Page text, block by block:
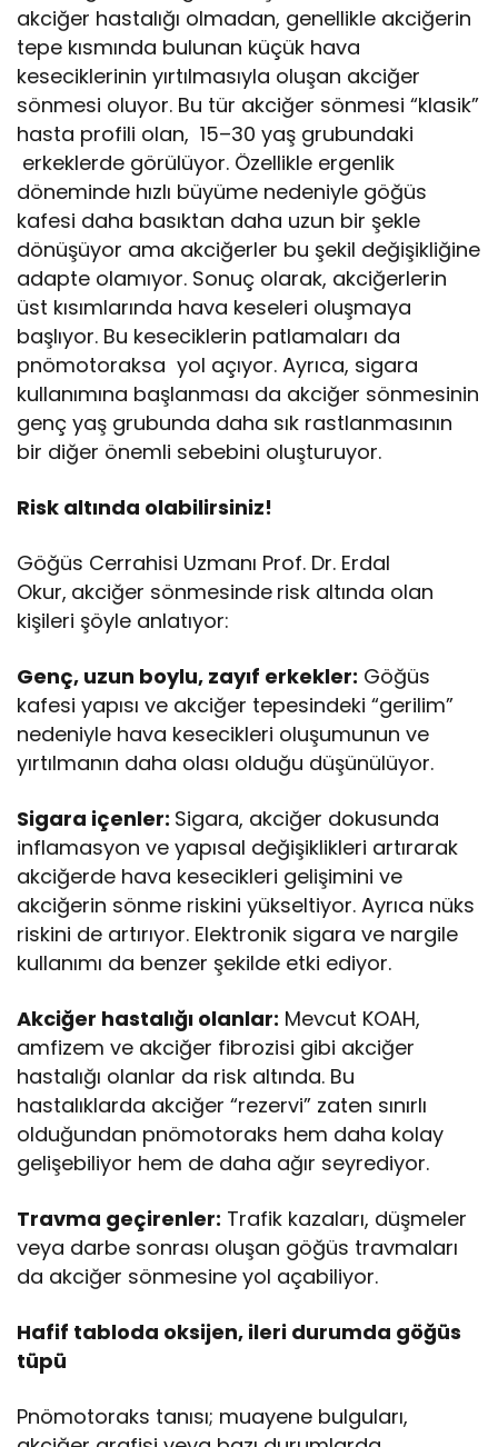
akciğer hastalığı olmadan, genellikle akciğerin
tepe kısmında bulunan küçük hava
keseciklerinin yırtılmasıyla oluşan akciğer
sönmesi oluyor. Bu tür akciğer sönmesi “klasik”
hasta profili olan, 15–30 yaş grubundaki
erkeklerde görülüyor. Özellikle ergenlik
döneminde hızlı büyüme nedeniyle göğüs
kafesi daha basıktan daha uzun bir şekle
dönüşüyor ama akciğerler bu şekil değişikliğine
adapte olamıyor. Sonuç olarak, akciğerlerin
üst kısımlarında hava keseleri oluşmaya
başlıyor. Bu keseciklerin patlamaları da
pnömotoraksa yol açıyor. Ayrıca, sigara
kullanımına başlanması da akciğer sönmesinin
genç yaş grubunda daha sık rastlanmasının
bir diğer önemli sebebini oluşturuyor.
Risk altında olabilirsiniz!
Göğüs Cerrahisi Uzmanı Prof. Dr. Erdal
Okur, akciğer sönmesinde risk altında olan
kişileri şöyle anlatıyor:
Genç, uzun boylu, zayıf erkekler: Göğüs
kafesi yapısı ve akciğer tepesindeki “gerilim”
nedeniyle hava kesecikleri oluşumunun ve
yırtılmanın daha olası olduğu düşünülüyor.
Sigara içenler: Sigara, akciğer dokusunda
inflamasyon ve yapısal değişiklikleri artırarak
akciğerde hava kesecikleri gelişimini ve
akciğerin sönme riskini yükseltiyor. Ayrıca nüks
riskini de artırıyor. Elektronik sigara ve nargile
kullanımı da benzer şekilde etki ediyor.
Akciğer hastalığı olanlar: Mevcut KOAH,
amfizem ve akciğer fibrozisi gibi akciğer
hastalığı olanlar da risk altında. Bu
hastalıklarda akciğer “rezervi” zaten sınırlı
olduğundan pnömotoraks hem daha kolay
gelişebiliyor hem de daha ağır seyrediyor.
Travma geçirenler: Trafik kazaları, düşmeler
veya darbe sonrası oluşan göğüs travmaları
da akciğer sönmesine yol açabiliyor.
Hafif tabloda oksijen, ileri durumda göğüs
tüpü
Pnömotoraks tanısı; muayene bulguları,